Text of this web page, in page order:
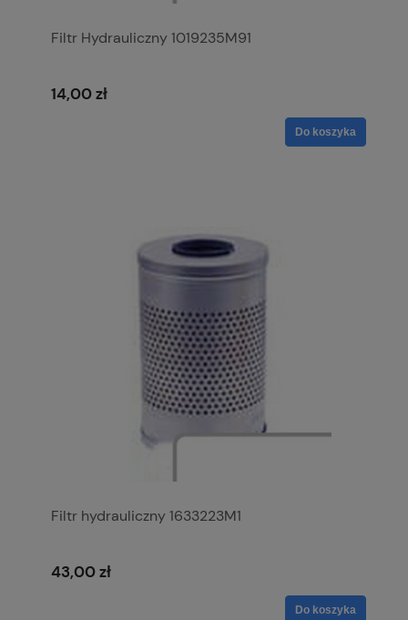
Filtr Hydrauliczny 1019235M91
14,00 zł
Do koszyka
Filtr hydrauliczny 1633223M1
43,00 zł
Do koszyka